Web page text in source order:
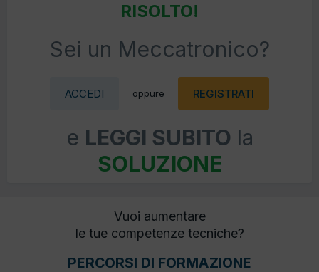
RISOLTO!
Sei un Meccatronico?
ACCEDI oppure REGISTRATI
e LEGGI SUBITO la
SOLUZIONE
Vuoi aumentare
le tue competenze tecniche?
PERCORSI DI FORMAZIONE